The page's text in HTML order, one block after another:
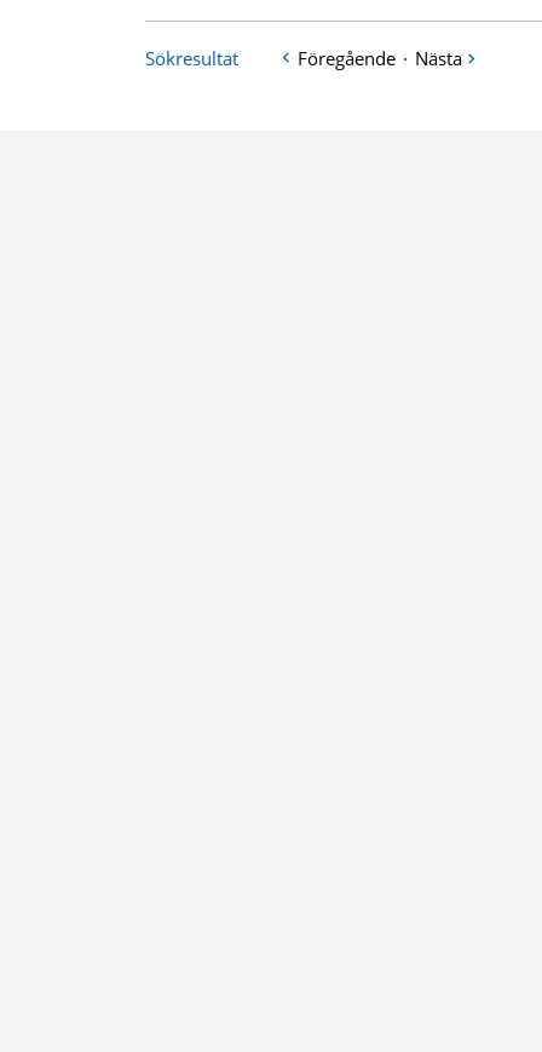
Sökresultat Föregående · Nästa